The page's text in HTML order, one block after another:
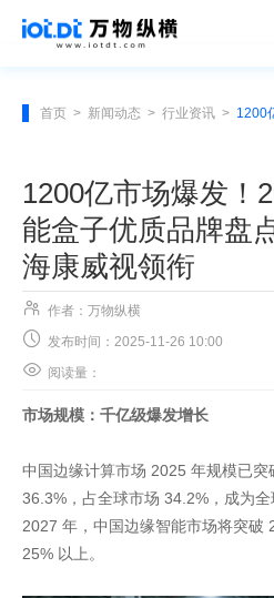
首页 > 新闻动态 > 行业资讯 >
1200亿市场爆发！
能盒子优质品牌盘
海康威视领衔
 作者：万物纵横
 发布时间：2025-11-26 10:00
 阅读量：
市场规模：千亿级爆发增长
中国边缘计算市场 2025 年规模已
36.3%，占全球市场 34.2%，成为
2027 年，中国边缘智能市场将突破
25% 以上。